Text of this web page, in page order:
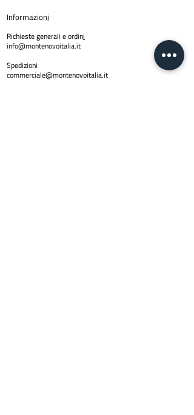
Informazioni
Richieste generali e ordini
info@montenovoitalia.it
Spedizioni
commerciale@montenovoitalia.it